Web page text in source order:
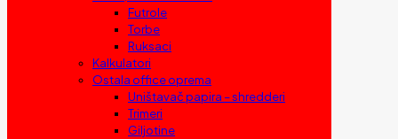
Futrole
Torbe
Ruksaci
Kalkulatori
Ostala office oprema
Uništavač papira – shredderi
Trimeri
Giljotine